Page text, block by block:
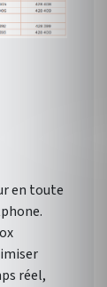
en toute
réel,